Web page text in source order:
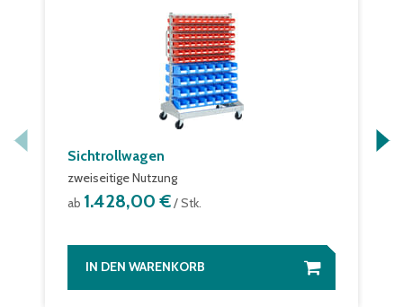
Sichtrollwagen
zweiseitige Nutzung
ab 1.428,00 €/ Stk.
IN DEN WARENKORB